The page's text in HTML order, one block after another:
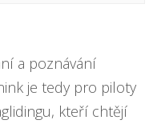
a poznávání
je tedy pro piloty
kteří chtějí